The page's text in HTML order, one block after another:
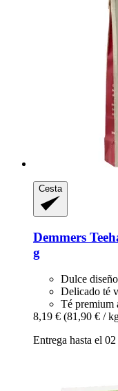
Cesta
Demmers
g
Dulce
Delicado té
Té premium
8,19 € (81,90 € /
Entrega hasta el